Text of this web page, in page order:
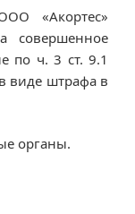
«Акортес»
совершенное
по ч. 3 ст. 9.1
виде штрафа в
органы.